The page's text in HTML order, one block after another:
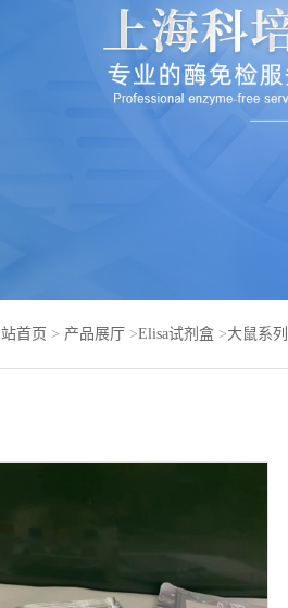
首页 > 产品展厅 >Elisa试剂盒 >大鼠系列